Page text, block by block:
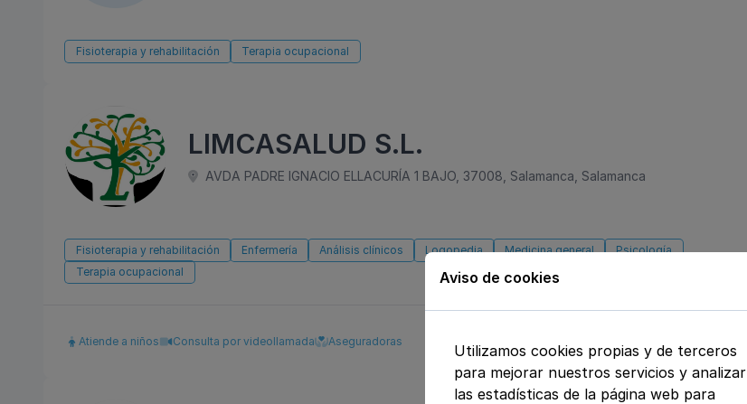
Fisioterapia y rehabilitación Terapia ocupacional
LIMCASALUD S.L.
AVDA PADRE IGNACIO ELLACURÍA 1 BAJO, 37008, Salamanca, Salamanca
Fisioterapia y rehabilitación Enfermería Análisis clínicos Logopedia Medicina general
Psicología
Terapia ocupacional
Atiende a niños Consulta por videollamada Aseguradoras
Aviso de cookies
Utilizamos cookies propias y de terceros
para mejorar nuestros servicios y analizar
las estadísticas de la página web para